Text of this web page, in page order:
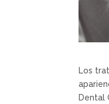
Los
Dental